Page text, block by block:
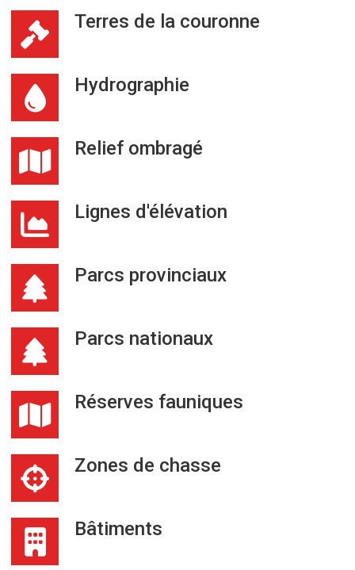
Terres de la couronne
Hydrographie
Relief ombragé
Lignes d'élévation
Parcs provinciaux
Parcs nationaux
Réserves fauniques
Zones de chasse
Bâtiments